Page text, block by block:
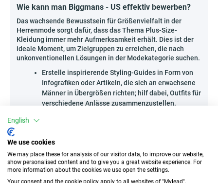
Wie kann man Biggmans - US effektiv bewerben?
Das wachsende Bewusstsein für Größenvielfalt in der
Herrenmode sorgt dafür, dass das Thema Plus-Size-
Kleidung immer mehr Aufmerksamkeit erhält. Dies ist der
ideale Moment, um Zielgruppen zu erreichen, die nach
unkonventionellen Lösungen in der Modekategorie suchen.
Erstelle inspirierende Styling-Guides in Form von
Infografiken oder Artikeln, die sich an erwachsene
Männer in Übergrößen richten; hilf dabei, Outfits für
verschiedene Anlässe zusammenzustellen.
anderen Marken, die diesen Bereich bedienen.
Veröffentliche thematische Mini-Case-Studies –
zeige Kundenerfolge oder Erfahrungsberichte von
Nutzern, die endlich die perfekte Kleidung
English
We use cookies
We may place these for analysis of our visitor data, to improve our website,
show personalised content and to give you a great website experience. For
more information about the cookies we use open the settings.